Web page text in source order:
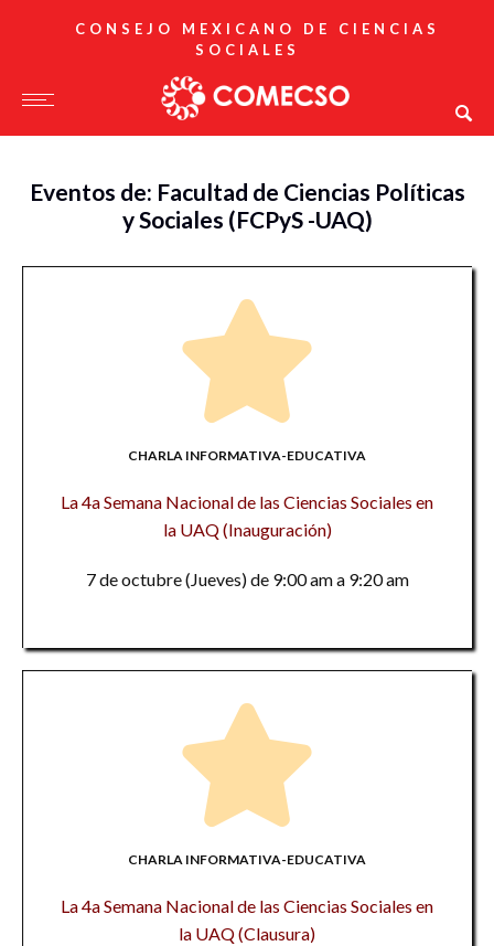
CONSEJO MEXICANO DE CIENCIAS
SOCIALES
Eventos de: Facultad de Ciencias Políticas
y Sociales (FCPyS -UAQ)
CHARLA INFORMATIVA-EDUCATIVA
La 4a Semana Nacional de las Ciencias Sociales en
la UAQ (Inauguración)
7 de octubre (Jueves) de 9:00 am a 9:20 am
CHARLA INFORMATIVA-EDUCATIVA
La 4a Semana Nacional de las Ciencias Sociales en
la UAQ (Clausura)